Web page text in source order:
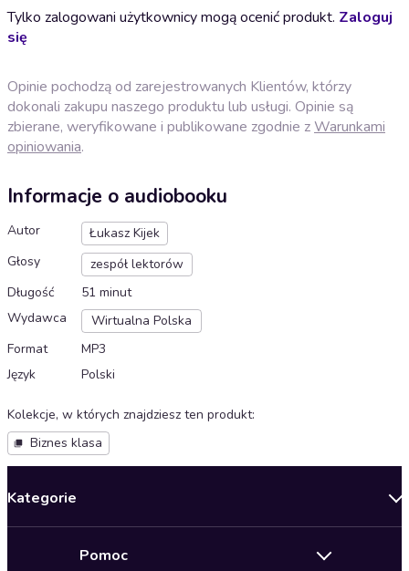
Tylko zalogowani użytkownicy mogą ocenić produkt. Zaloguj
się
Opinie pochodzą od zarejestrowanych Klientów, którzy
dokonali zakupu naszego produktu lub usługi. Opinie są
zbierane, weryfikowane i publikowane zgodnie zWarunkami
opiniowania.
Informacje o audiobooku
Autor
Łukasz Kijek
Głosy
zespół lektorów
Długość
51 minut
Wydawca
Wirtualna Polska
Format
MP3
Język
Polski
Kolekcje, w których znajdziesz ten produkt:
Biznes klasa
Kategorie
Pomoc